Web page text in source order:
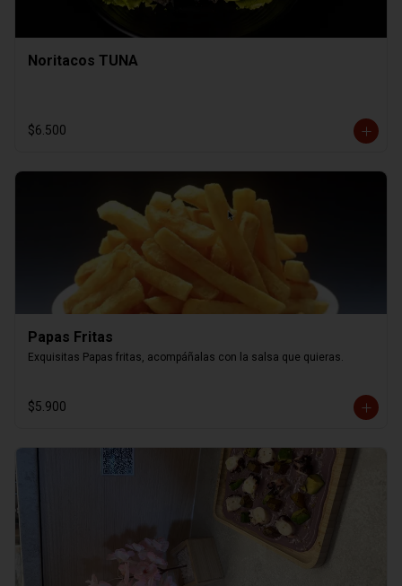
Noritacos TUNA
$6.500
Papas Fritas
Exquisitas Papas fritas, acompáñalas con la salsa que quieras.
$5.900